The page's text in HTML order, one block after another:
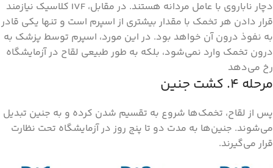
دچار ناباروی با عامل مردانه هستند. در مقابل، IVF کلاسیک نیازمند
قرار دادن هر تخمک با مقدار بیشتری از اسپرم است و تنها یکی قادر
به نفوذ درون آن خواهد بود. در این مورد، اسپرم توسط پزشک به
درون تخمک وارد نمی‌شود، بلکه به طور طبیعی لقاح در آزمایشگاه
رخ می‌دهد
مرحله ۴. کشت جنین
پس از لقاح، تخمک‌ها شروع به تقسیم شدن کرده و به جنین تبدیل
می‌شوند. جنین‌ها به مدت دو تا پنج روز در آزمایشگاه تحت نظارت
قرار می‌گیرند.